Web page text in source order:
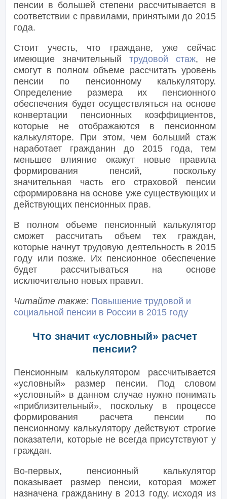
пенсии в большей степени рассчитывается в
соответствии с правилами, принятыми до 2015
года.
Стоит учесть, что граждане, уже сейчас
имеющие значительный трудовой стаж, не
смогут в полном объеме рассчитать уровень
пенсии по пенсионному калькулятору.
Определение размера их пенсионного
обеспечения будет осуществляться на основе
конвертации пенсионных коэффициентов,
которые не отображаются в пенсионном
калькуляторе. При этом, чем больший стаж
наработает гражданин до 2015 года, тем
меньшее влияние окажут новые правила
формирования пенсий, поскольку
значительная часть его страховой пенсии
сформирована на основе уже существующих и
действующих пенсионных прав.
В полном объеме пенсионный калькулятор
сможет рассчитать объем тех граждан,
которые начнут трудовую деятельность в 2015
году или позже. Их пенсионное обеспечение
будет рассчитываться на основе
исключительно новых правил.
Читайте также: Повышение трудовой и
социальной пенсии в России в 2015 году
Что значит «условный» расчет
пенсии?
Пенсионным калькулятором рассчитывается
«условный» размер пенсии. Под словом
«условный» в данном случае нужно понимать
«приблизительный», поскольку в процессе
формирования расчета пенсии по
пенсионному калькулятору действуют строгие
показатели, которые не всегда присутствуют у
граждан.
Во-первых, пенсионный калькулятор
показывает размер пенсии, которая может
назначена гражданину в 2013 году, исходя из